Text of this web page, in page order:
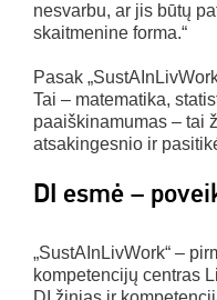
nesvarbu, ar jis būtų
skaitmenine forma.“
Pasak
Tai – matematika,
paaiškinamumas – tai
atsakingesnio ir
DI esmė –
„SustAInLivWork“ –
kompetencijų centras